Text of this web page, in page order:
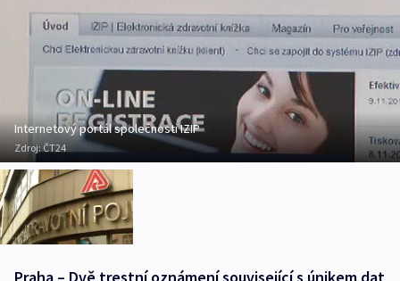
Internetový portál společnosti IZIP
Zdroj:ČT24